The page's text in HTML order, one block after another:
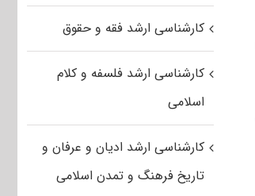
کارشناسی ارشد فقه و حقوق
کارشناسی ارشد فلسفه و کلام
اسلامی
کارشناسی ارشد ادیان و عرفان و
تاریخ فرهنگ و تمدن اسلامی